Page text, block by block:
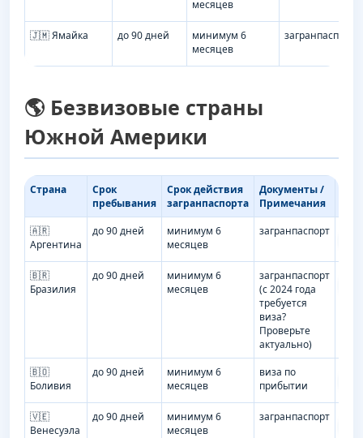
месяцев
🇯🇲 Ямайка до 90 дней
минимум 6
месяцев
загранпаспорт
🌎 Безвизовые страны
Южной Америки
Страна
Срок
пребывания
Срок действия
загранпаспорта
Документы /
Примечания
🇦🇷
Аргентина
до 90 дней
минимум 6
месяцев
загранпаспорт
🇧🇷
Бразилия
до 90 дней
минимум 6
месяцев
загранпаспорт
(с 2024 года
требуется
виза?
Проверьте
актуально)
🇧🇴
Боливия
до 90 дней
минимум 6
месяцев
виза по
прибытии
🇻🇪
Венесуэла
до 90 дней
минимум 6
месяцев
загранпаспорт